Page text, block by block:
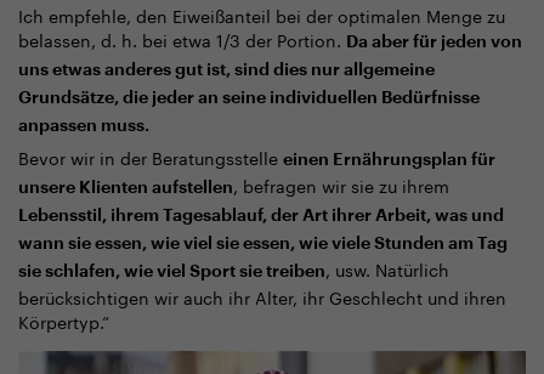
Ich empfehle, den Eiweißanteil bei der optimalen Menge zu
belassen, d. h. bei etwa 1/3 der Portion. Da aber für jeden von
uns etwas anderes gut ist, sind dies nur allgemeine
Grundsätze, die jeder an seine individuellen Bedürfnisse
anpassen muss.
Bevor wir in der Beratungsstelle einen Ernährungsplan für
unsere Klienten aufstellen, befragen wir sie zu ihrem
Lebensstil, ihrem Tagesablauf, der Art ihrer Arbeit, was und
wann sie essen, wie viel sie essen, wie viele Stunden am Tag
sie schlafen, wie viel Sport sie treiben, usw. Natürlich
berücksichtigen wir auch ihr Alter, ihr Geschlecht und ihren
Körpertyp.“